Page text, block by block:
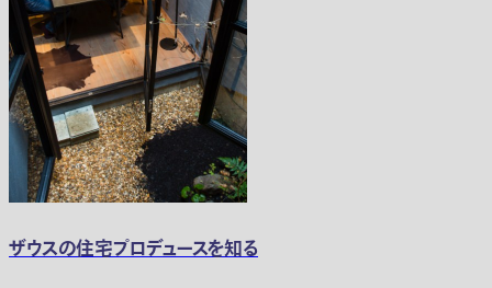
ザウスの住宅プロデュースを知る